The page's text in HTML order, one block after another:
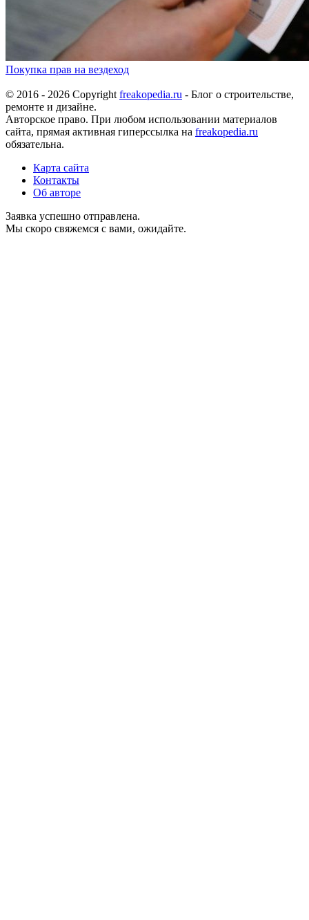
Покупка прав на вездеход
© 2016 - 2026 Copyrightfreakopedia.ru - Блог о строительстве,
ремонте и дизайне.
Авторское право. При любом использовании материалов
сайта, прямая активная гиперссылка на freakopedia.ru
обязательна.
Карта сайта
Контакты
Об авторе
Заявка успешно отправлена.
Мы скоро свяжемся с вами, ожидайте.